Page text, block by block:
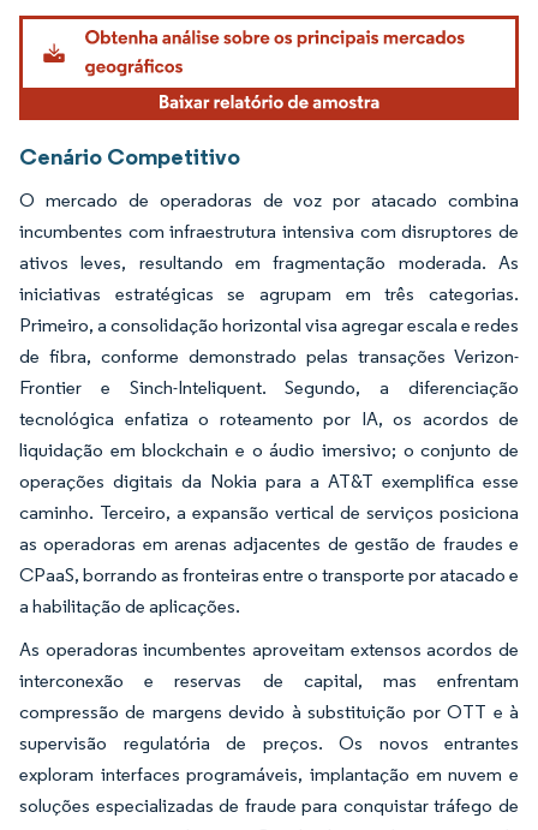
Imagem © Mordor Intelligence. O reuso requer atribuição conforme CC BY 4.0.
Cenário Competitivo
O mercado de operadoras de voz por atacado combina
incumbentes com infraestrutura intensiva com disruptores de
ativos leves, resultando em fragmentação moderada. As
iniciativas estratégicas se agrupam em três categorias.
Primeiro, a consolidação horizontal visa agregar escala e redes
de fibra, conforme demonstrado pelas transações Verizon-
Frontier e Sinch-Inteliquent. Segundo, a diferenciação
tecnológica enfatiza o roteamento por IA, os acordos de
liquidação em blockchain e o áudio imersivo; o conjunto de
operações digitais da Nokia para a AT&T exemplifica esse
caminho. Terceiro, a expansão vertical de serviços posiciona
as operadoras em arenas adjacentes de gestão de fraudes e
CPaaS, borrando as fronteiras entre o transporte por atacado e
a habilitação de aplicações.
As operadoras incumbentes aproveitam extensos acordos de
interconexão e reservas de capital, mas enfrentam
compressão de margens devido à substituição por OTT e à
supervisão regulatória de preços. Os novos entrantes
exploram interfaces programáveis, implantação em nuvem e
soluções especializadas de fraude para conquistar tráfego de